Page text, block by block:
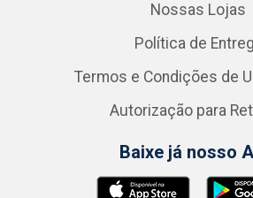
Nossas Lojas
Política de
Termos e Condições de
Autorização para
Baixe já nosso